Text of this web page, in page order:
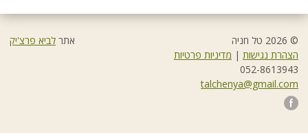
© 2026 טל חניה
הצהרת נגישות | מדיניות פרטיות
052-8613943
talchenya@gmail.com
אתר לביא פרצ'יק